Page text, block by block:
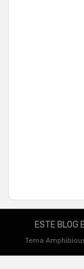
ESTE BLOG
Tema